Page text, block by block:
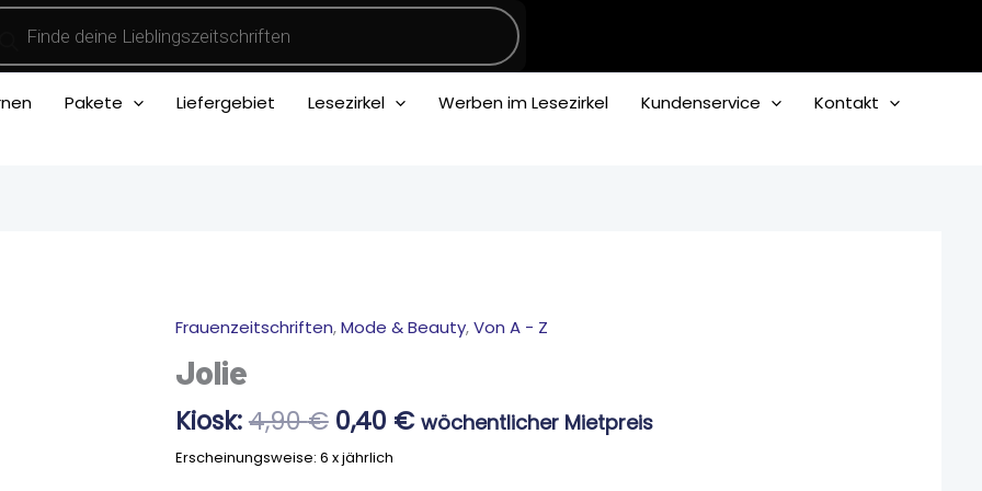
Pakete Liefergebiet Lesezirkel Werben im Lesezirkel Kundenservice
Kontakt
Frauenzeitschriften,Mode & Beauty,Von A - Z
Jolie
Kiosk:4,90€
Ursprünglicher
4,90 €
0,40 €
Aktueller
0,40 €.
wöchentlicher Mietpreis
Erscheinungsweise: 6 x jährlich
Jolie
Menge